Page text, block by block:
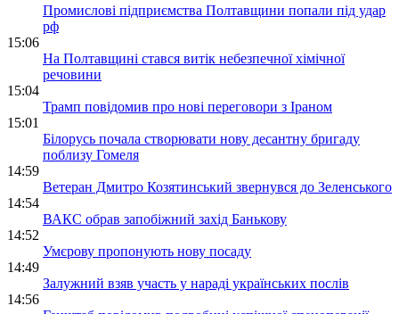
Промислові підприємства Полтавщини попали під удар
рф
15:06
На Полтавщині стався витік небезпечної хімічної
речовини
15:04
Трамп повідомив про нові переговори з Іраном
15:01
Білорусь почала створювати нову десантну бригаду
поблизу Гомеля
14:59
Ветеран Дмитро Козятинський звернувся до Зеленського
14:54
ВАКС обрав запобіжний захід Банькову
14:52
Умєрову пропонують нову посаду
14:49
Залужний взяв участь у нараді українських послів
14:56